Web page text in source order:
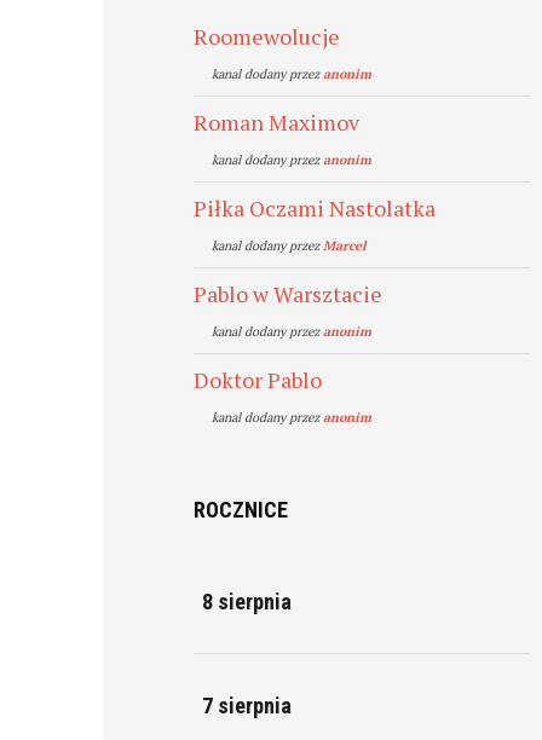
Roomewolucje
kanal dodany przezanonim
Roman Maximov
kanal dodany przezanonim
Piłka Oczami Nastolatka
kanal dodany przezMarcel
Pablo w Warsztacie
kanal dodany przezanonim
Doktor Pablo
kanal dodany przezanonim
ROCZNICE
8 sierpnia
7 sierpnia